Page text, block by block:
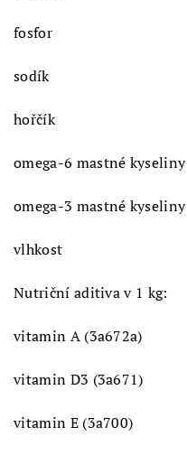
fosfor
sodík
hořčík
omega-6 mastné kyseliny
omega-3 mastné kyseliny
vlhkost
Nutriční aditiva v 1 kg:
vitamin A (3a672a)
vitamin D3 (3a671)
vitamin E (3a700)